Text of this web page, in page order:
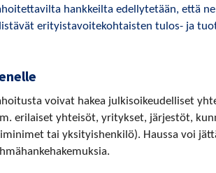
hankkeilta edellytetään, että
erityistavoitekohtaisten tulos- ja
voivat hakea julkisoikeudelliset
erilaiset yhteisöt, yritykset, järjestöt,
tai yksityishenkilö). Haussa voi